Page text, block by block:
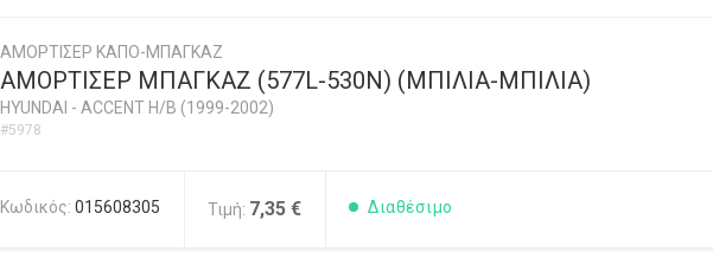
ΑΜΟΡΤΙΣΕΡ ΚΑΠΟ-ΜΠΑΓΚΑΖ
ΑΜΟΡΤΙΣΕΡ ΜΠΑΓΚΑΖ (577L-530N) (ΜΠΙΛΙΑ-ΜΠΙΛΙΑ)
HYUNDAI - ACCENT H/B (1999-2002)
#5978
Κωδικός: 015608305 Τιμή: 7,35 € Διαθέσιμο